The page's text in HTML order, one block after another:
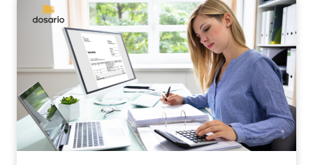
CEA
MAI
EFICIENTĂ
METODĂ
DE
RETRAGERE
A
BANILOR
DIN
FIRMĂ?